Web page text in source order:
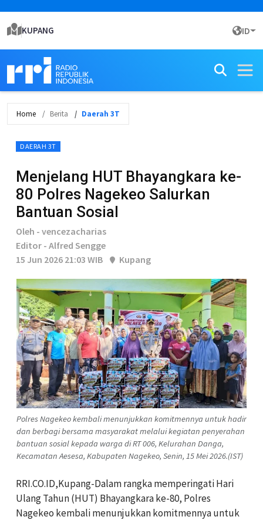
KUPANG ID
Home Berita Daerah 3T
DAERAH 3T
Menjelang HUT Bhayangkara ke-
80 Polres Nagekeo Salurkan
Bantuan Sosial
Oleh - vencezacharias
Editor - Alfred Sengge
15 Jun 2026 21:03 WIB
Kupang
Polres Nagekeo kembali menunjukkan komitmennya untuk hadir
dan berbagi bersama masyarakat melalui kegiatan penyerahan
bantuan sosial kepada warga di RT 006, Kelurahan Danga,
Kecamatan Aesesa, Kabupaten Nagekeo, Senin, 15 Mei 2026.(IST)
RRI.CO.ID,Kupang-Dalam rangka memperingati Hari
Ulang Tahun (HUT) Bhayangkara ke-80, Polres
Nagekeo kembali menunjukkan komitmennya untuk